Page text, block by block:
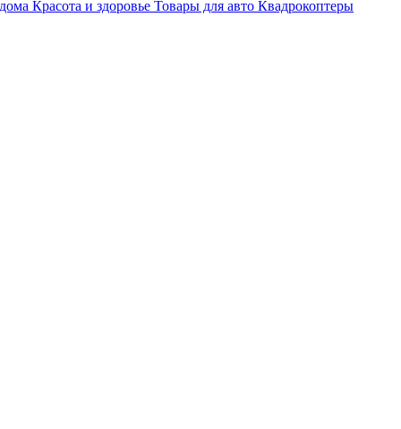
Красота и здоровье Товары для авто Квадрокоптеры